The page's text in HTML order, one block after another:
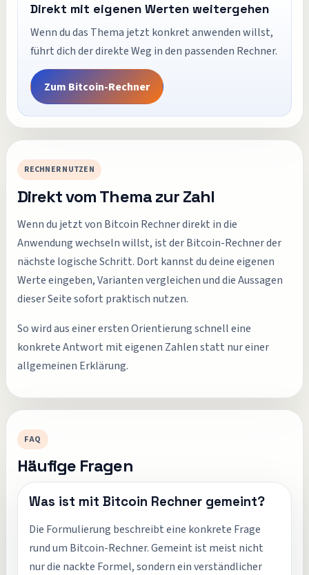
Direkt mit eigenen Werten weitergehen
Wenn du das Thema jetzt konkret anwenden willst,
führt dich der direkte Weg in den passenden Rechner.
Zum Bitcoin-Rechner
RECHNER NUTZEN
Direkt vom Thema zur Zahl
Wenn du jetzt von Bitcoin Rechner direkt in die
Anwendung wechseln willst, ist der Bitcoin-Rechner der
nächste logische Schritt. Dort kannst du deine eigenen
Werte eingeben, Varianten vergleichen und die Aussagen
dieser Seite sofort praktisch nutzen.
So wird aus einer ersten Orientierung schnell eine
konkrete Antwort mit eigenen Zahlen statt nur einer
allgemeinen Erklärung.
FAQ
Häufige Fragen
Was ist mit Bitcoin Rechner gemeint?
Die Formulierung beschreibt eine konkrete Frage
rund um Bitcoin-Rechner. Gemeint ist meist nicht
nur die nackte Formel, sondern ein verständlicher